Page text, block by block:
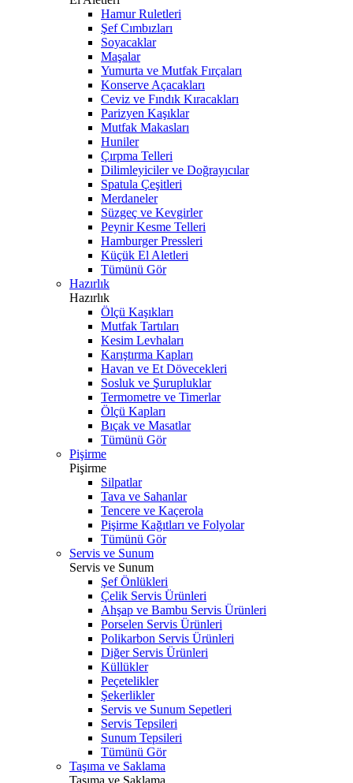
Hamur Ruletleri
Şef Cımbızları
Soyacaklar
Maşalar
Yumurta ve Mutfak Fırçaları
Konserve Açacakları
Ceviz ve Fındık Kıracakları
Parizyen Kaşıklar
Mutfak Makasları
Huniler
Çırpma Telleri
Dilimleyiciler ve Doğrayıcılar
Spatula Çeşitleri
Merdaneler
Süzgeç ve Kevgirler
Peynir Kesme Telleri
Hamburger Pressleri
Küçük El Aletleri
Tümünü Gör
Hazırlık
Hazırlık
Ölçü Kaşıkları
Mutfak Tartıları
Kesim Levhaları
Karıştırma Kapları
Havan ve Et Dövecekleri
Sosluk ve Şurupluklar
Termometre ve Timerlar
Ölçü Kapları
Bıçak ve Masatlar
Tümünü Gör
Pişirme
Pişirme
Silpatlar
Tava ve Sahanlar
Tencere ve Kaçerola
Pişirme Kağıtları ve Folyolar
Tümünü Gör
Servis ve Sunum
Servis ve Sunum
Şef Önlükleri
Çelik Servis Ürünleri
Ahşap ve Bambu Servis Ürünleri
Porselen Servis Ürünleri
Polikarbon Servis Ürünleri
Diğer Servis Ürünleri
Küllükler
Peçetelikler
Şekerlikler
Servis ve Sunum Sepetleri
Servis Tepsileri
Sunum Tepsileri
Tümünü Gör
Taşıma ve Saklama
Taşıma ve Saklama